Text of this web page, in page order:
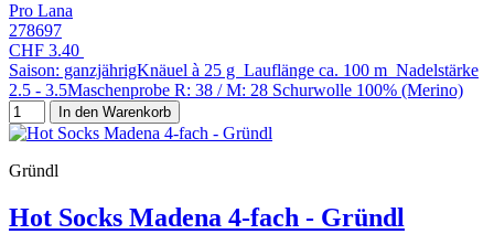
Pro Lana
278697
CHF 3.40
Saison: ganzjährigKnäuel à 25 g Lauflänge ca. 100 m Nadelstärke
2.5 - 3.5Maschenprobe R: 38 / M: 28 Schurwolle 100% (Merino)
In den Warenkorb
Gründl
Hot Socks Madena 4-fach - Gründl